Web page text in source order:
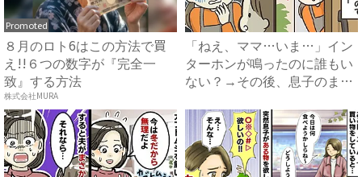
Promoted
８月のロト6はこの方法で買
え!!６つの数字が『完全一
致』する方法
株式会社MURA
「ねえ、ママ…いま…」イン
ターホンが鳴ったのに誰もい
ない？→その後、息子のまさ